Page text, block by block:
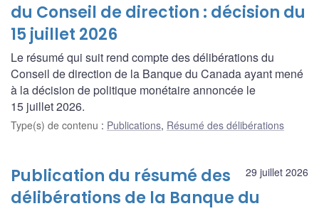
du Conseil de direction : décision du
15 juillet 2026
Le résumé qui suit rend compte des délibérations du
Conseil de direction de la Banque du Canada ayant mené
à la décision de politique monétaire annoncée le
15 juillet 2026.
Type(s) de contenu : Publications, Résumé des délibérations
29 juillet 2026
Publication du résumé des
délibérations de la Banque du